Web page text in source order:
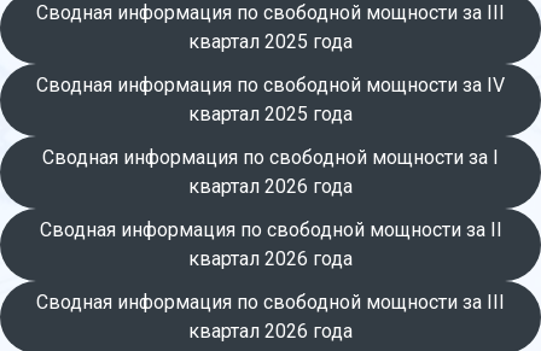
Сводная информация по свободной мощности за III
квартал 2025 года
Сводная информация по свободной мощности за IV
квартал 2025 года
Сводная информация по свободной мощности за I
квартал 2026 года
Сводная информация по свободной мощности за II
квартал 2026 года
Сводная информация по свободной мощности за III
квартал 2026 года